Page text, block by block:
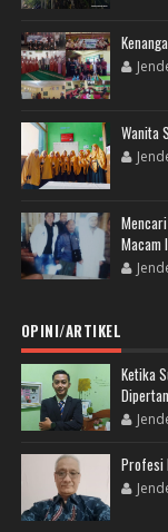
Wanita
Macam
OPINI/ARTIKEL
Ketika
Profesi